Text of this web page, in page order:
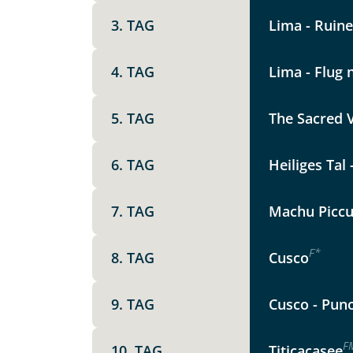
Peru,
27
Termin wählen
3. TAG Lima -
4. TAG Lima - Flug
5. TAG The Sacred
6. TAG Heiliges Tal
7. TAG Machu
8. TAG CuscoF*
9. TAG Cusco -
F
Angaben zur Reise
Unterkunft
Familienzimmer